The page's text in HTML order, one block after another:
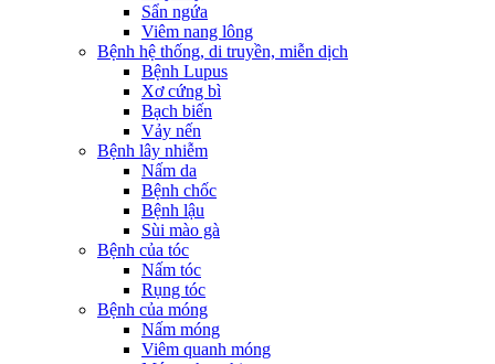
Sẩn ngứa
Viêm nang lông
Bệnh hệ thống, di truyền, miễn dịch
Bệnh Lupus
Xơ cứng bì
Bạch biến
Vảy nến
Bệnh lây nhiễm
Nấm da
Bệnh chốc
Bệnh lậu
Sùi mào gà
Bệnh của tóc
Nấm tóc
Rụng tóc
Bệnh của móng
Nấm móng
Viêm quanh móng